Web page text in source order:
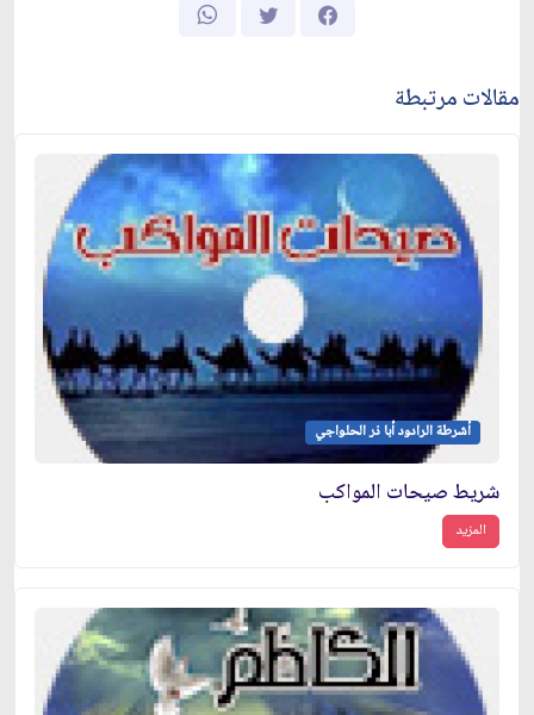
مقالات مرتبطة
أشرطة الرادود أبا ذر الحلواجي
شريط صيحات المواكب
المزيد